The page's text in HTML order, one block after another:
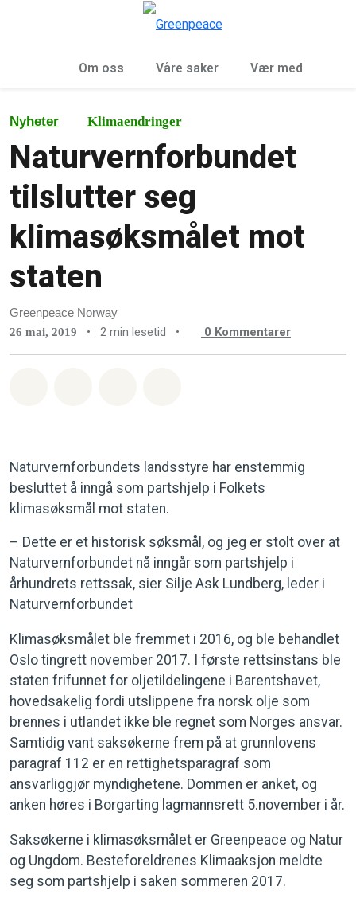
Om oss Våre saker Vær med
Nyheter Klimaendringer
Naturvernforbundet
tilslutter seg
klimasøksmålet mot
staten
Greenpeace Norway
26 mai, 2019 • 2 min lesetid • 0 Kommentarer
Naturvernforbundets landsstyre har enstemmig
besluttet å inngå som partshjelp i Folkets
klimasøksmål mot staten.
– Dette er et historisk søksmål, og jeg er stolt over at
Naturvernforbundet nå inngår som partshjelp i
århundrets rettssak, sier Silje Ask Lundberg, leder i
Naturvernforbundet
Klimasøksmålet ble fremmet i 2016, og ble behandlet
Oslo tingrett november 2017. I første rettsinstans ble
staten frifunnet for oljetildelingene i Barentshavet,
hovedsakelig fordi utslippene fra norsk olje som
brennes i utlandet ikke ble regnet som Norges ansvar.
Samtidig vant saksøkerne frem på at grunnlovens
paragraf 112 er en rettighetsparagraf som
ansvarliggjør myndighetene. Dommen er anket, og
anken høres i Borgarting lagmannsrett 5.november i år.
Saksøkerne i klimasøksmålet er Greenpeace og Natur
og Ungdom. Besteforeldrenes Klimaaksjon meldte
seg som partshjelp i saken sommeren 2017.